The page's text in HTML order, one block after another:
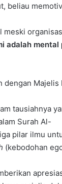
beliau
meski
adalah mental
tausiahnya
Surah Al-
pilar ilmu
(kebodohan